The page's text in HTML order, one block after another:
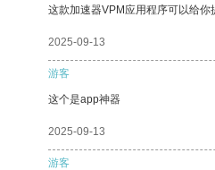
这款加速器VPM应用程序可以给你
2025-09-13
游客
这个是app神器
2025-09-13
游客